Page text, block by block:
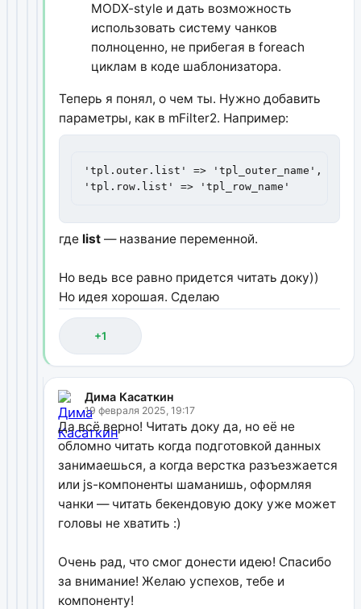
MODX-style и дать возможность
использовать систему чанков
полноценно, не прибегая в foreach
циклам в коде шаблонизатора.
Теперь я понял, о чем ты. Нужно добавить
параметры, как в mFilter2. Например:
'tpl.outer.list' => 'tpl_outer_name',
'tpl.row.list' => 'tpl_row_name'
где list— название переменной.
Но ведь все равно придется читать доку))
Но идея хорошая. Сделаю
+1
Дима Касаткин
19 февраля 2025, 19:17
Да всё верно! Читать доку да, но её не
обломно читать когда подготовкой данных
занимаешься, а когда верстка разъезжается
или js-компоненты шаманишь, оформляя
чанки — читать бекендовую доку уже может
головы не хватить :)
Очень рад, что смог донести идею! Спасибо
за внимание! Желаю успехов, тебе и
компоненту!